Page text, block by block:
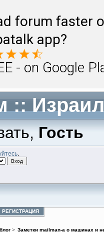
forum faster
app?
- on Google
::
Гость
РЕГИСТРАЦИЯ
> Заметки mailman-a о машинах и